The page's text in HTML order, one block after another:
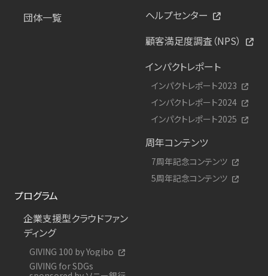
団体一覧
ヘルプセンター
顧客満足度調査（NPS）
インパクトレポート
インパクトレポート2023
インパクトレポート2024
インパクトレポート2025
周年コンテンツ
7周年記念コンテンツ
5周年記念コンテンツ
プログラム
企業支援型クラウドファン
ディング
GIVING 100 by Yogibo
GIVING for SDGs